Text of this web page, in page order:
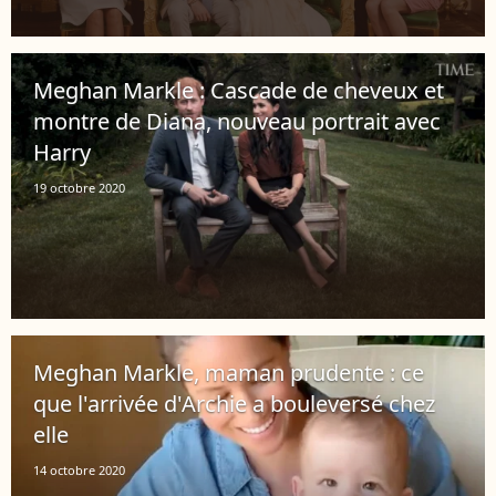
Meghan Markle : Cascade de cheveux et
montre de Diana, nouveau portrait avec
Harry
19 octobre 2020
Meghan Markle, maman prudente : ce
que l'arrivée d'Archie a bouleversé chez
elle
14 octobre 2020